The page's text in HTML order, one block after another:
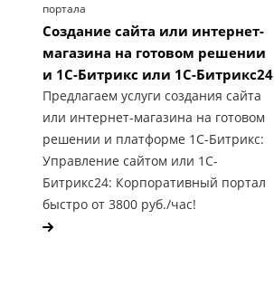
портала
Создание сайта или интернет-
магазина на готовом решении
и 1С-Битрикс или 1С-Битрикс24
Предлагаем услуги создания сайта
или интернет-магазина на готовом
решении и платформе 1С-Битрикс:
Управление сайтом или 1С-
Битрикс24: Корпоративный портал
быстро от 3800 руб./час!